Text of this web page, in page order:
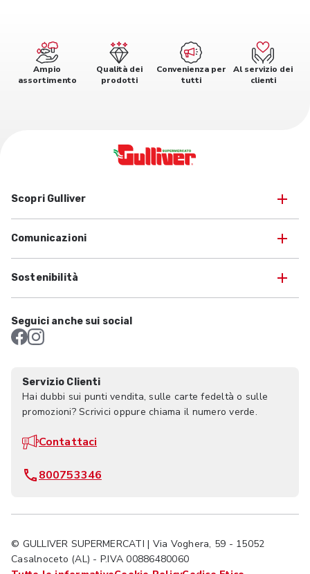
Ampio
assortimento
Qualità dei
prodotti
Convenienza per
tutti
Al servizio dei
clienti
Scopri Gulliver
Comunicazioni
Sostenibilità
Seguici anche sui social
Servizio Clienti
Hai dubbi sui punti vendita, sulle carte fedeltà o sulle
promozioni? Scrivici oppure chiama il numero verde.
Contattaci
800753346
© GULLIVER SUPERMERCATI | Via Voghera, 59 - 15052
Casalnoceto (AL) - P.IVA 00886480060